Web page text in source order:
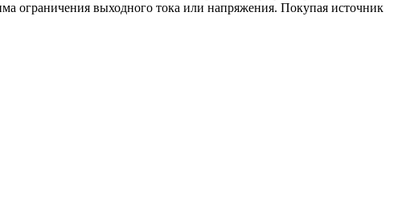
ограничения выходного тока или напряжения. Покупая источник